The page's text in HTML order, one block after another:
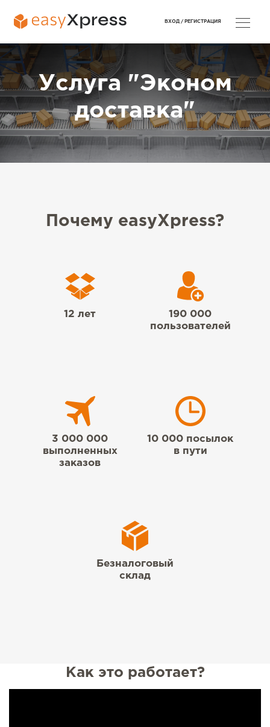
Услуга "Эконом
доставка"
Почему easyXpress?
12 лет
190 000
пользователей
3 000 000
выполненных
заказов
10 000 посылок
в пути
Безналоговый
склад
Как это работает?
ВХОД / РЕГИСТРАЦИЯ